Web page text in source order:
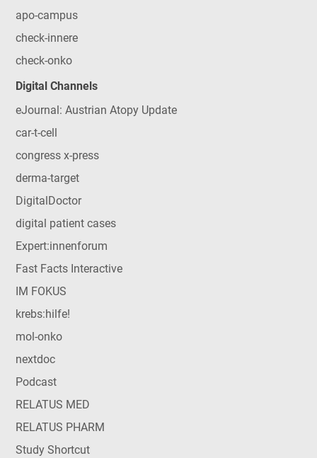
apo-campus
check-innere
check-onko
Digital Channels
eJournal: Austrian Atopy Update
car-t-cell
congress x-press
derma-target
DigitalDoctor
digital patient cases
Expert:innenforum
Fast Facts Interactive
IM FOKUS
krebs:hilfe!
mol-onko
nextdoc
Podcast
RELATUS MED
RELATUS PHARM
Study Shortcut